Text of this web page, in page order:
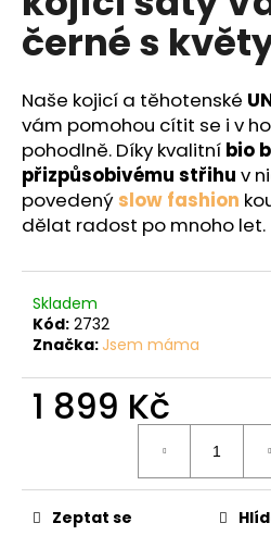
5
hvězdiček.
černé s
Naše kojicí a těhotenské
vám pomohou cítit se i v
pohodlně. Díky kvalitní bio
přizpůsobivému střihu v
povedenýslow fashion
dělat radost po mnoho let.
Skladem
Kód: 2732
Značka: Jsem máma
1 899 Kč
Zeptat se
u
j
m
e